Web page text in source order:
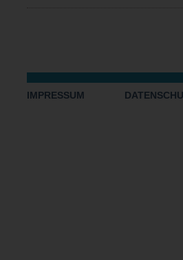
IMPRESSUM